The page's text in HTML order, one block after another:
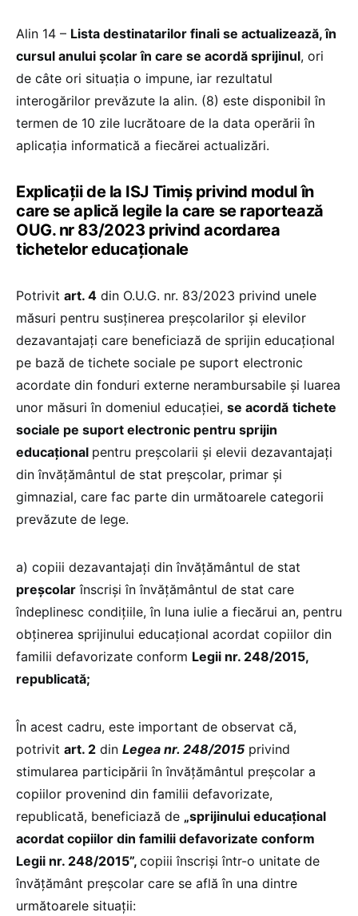
Alin 14 – Lista destinatarilor finali se actualizează, în
cursul anului școlar în care se acordă sprijinul, ori
de câte ori situația o impune, iar rezultatul
interogărilor prevăzute la alin. (8) este disponibil în
termen de 10 zile lucrătoare de la data operării în
aplicația informatică a fiecărei actualizări.
Explicații de la ISJ Timiș privind modul în
care se aplică legile la care se raportează
OUG. nr 83/2023 privind acordarea
tichetelor educaționale
Potrivit art. 4 din O.U.G. nr. 83/2023 privind unele
măsuri pentru susţinerea preşcolarilor şi elevilor
dezavantajaţi care beneficiază de sprijin educaţional
pe bază de tichete sociale pe suport electronic
acordate din fonduri externe nerambursabile şi luarea
unor măsuri în domeniul educaţiei, se acordă tichete
sociale pe suport electronic pentru sprijin
educaţional pentru preşcolarii şi elevii dezavantajaţi
din învăţământul de stat preșcolar, primar şi
gimnazial, care fac parte din următoarele categorii
prevăzute de lege.
a) copiii dezavantajaţi din învăţământul de stat
preșcolar înscriși în învăţământul de stat care
îndeplinesc condiţiile, în luna iulie a fiecărui an, pentru
obținerea sprijinului educaţional acordat copiilor din
familii defavorizate conform Legii nr. 248/2015,
republicată;
În acest cadru, este important de observat că,
potrivit art. 2 din Legea nr. 248/2015 privind
stimularea participării în învăţământul preşcolar a
copiilor provenind din familii defavorizate,
republicată, beneficiază de „sprijinului educaţional
acordat copiilor din familii defavorizate conform
Legii nr. 248/2015”, copiii înscriși într-o unitate de
învăţământ preşcolar care se află în una dintre
următoarele situații: